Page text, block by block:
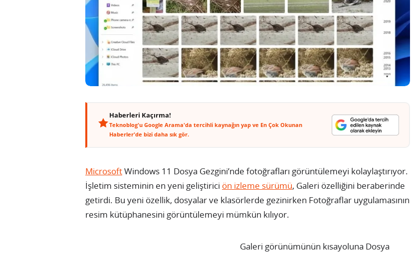
Haberleri Kaçırma!
Teknoblog'u Google Arama'da tercihli kaynağın yap ve En Çok Okunan
Haberler'de bizi daha sık gör.
MicrosoftWindows 11 Dosya Gezgini’nde fotoğrafları görüntülemeyi kolaylaştırıyor.
İşletim sisteminin en yeni geliştirici ön izleme sürümü, Galeri özelliğini beraberinde
getirdi. Bu yeni özellik, dosyalar ve klasörlerde gezinirken Fotoğraflar uygulamasının
resim kütüphanesini görüntülemeyi mümkün kılıyor.
Galeri görünümünün kısayoluna Dosya